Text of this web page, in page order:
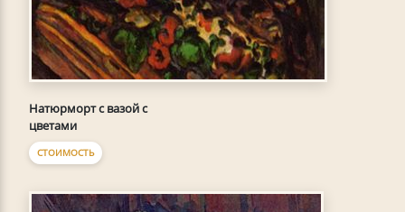
Натюрморт с вазой с
цветами
СТОИМОСТЬ